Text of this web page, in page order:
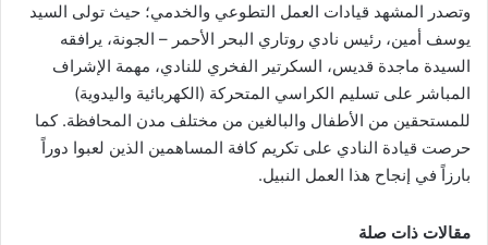
وتصدر المشهد قيادات العمل التطوعي والخدمي؛ حيث تولى السيد
يوسف أمين، رئيس نادي روتاري البحر الأحمر – الجونة، يرافقه
السيدة ماجدة قديس، السكرتير الفخري للنادي، مهمة الإشراف
المباشر على تسليم الكراسي المتحركة (الكهربائية واليدوية)
للمستحقين من الأطفال والبالغين من مختلف مدن المحافظة. كما
حرصت قيادة النادي على تكريم كافة المساهمين الذين لعبوا دوراً
بارزاً في إنجاح هذا العمل النبيل.
مقالات ذات صلة